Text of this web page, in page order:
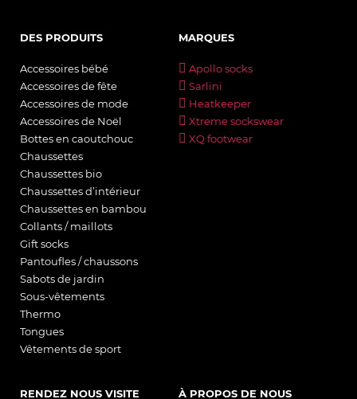
DES PRODUITS
Accessoires bébé
Accessoires de fête
Accessoires de mode
Accessoires de Noël
Bottes en caoutchouc
Chaussettes
Chaussettes bio
Chaussettes d’intérieur
Chaussettes en bambou
Collants / maillots
Gift socks
Pantoufles / chaussons
Sabots de jardin
Sous-vêtements
Thermo
Tongues
Vêtements de sport
MARQUES
Apollo socks
Sarlini
Heatkeeper
Xtreme sockswear
XQ footwear
À PROPOS DE NOUS
RENDEZ NOUS VISITE